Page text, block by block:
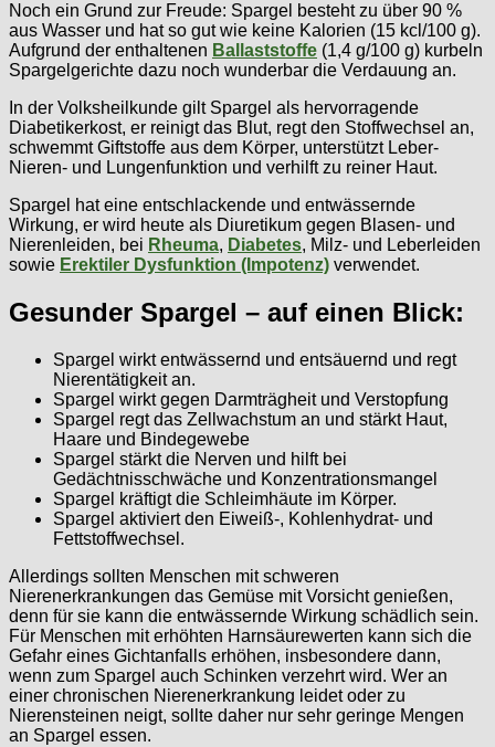
Noch ein Grund zur Freude: Spargel besteht zu über 90 %
aus Wasser und hat so gut wie keine Kalorien (15 kcl/100 g).
Aufgrund der enthaltenen Ballaststoffe (1,4 g/100 g) kurbeln
Spargelgerichte dazu noch wunderbar die Verdauung an.
In der Volksheilkunde gilt Spargel als hervorragende
Diabetikerkost, er reinigt das Blut, regt den Stoffwechsel an,
schwemmt Giftstoffe aus dem Körper, unterstützt Leber-
Nieren- und Lungenfunktion und verhilft zu reiner Haut.
Spargel hat eine entschlackende und entwässernde
Wirkung, er wird heute als Diuretikum gegen Blasen- und
Nierenleiden, bei Rheuma, Diabetes, Milz- und Leberleiden
sowie Erektiler Dysfunktion (Impotenz) verwendet.
Gesunder Spargel – auf einen Blick:
Spargel wirkt entwässernd und entsäuernd und regt
Nierentätigkeit an.
Spargel wirkt gegen Darmträgheit und Verstopfung
Spargel regt das Zellwachstum an und stärkt Haut,
Haare und Bindegewebe
Spargel stärkt die Nerven und hilft bei
Gedächtnisschwäche und Konzentrationsmangel
Spargel kräftigt die Schleimhäute im Körper.
Spargel aktiviert den Eiweiß-, Kohlenhydrat- und
Fettstoffwechsel.
Allerdings sollten Menschen mit schweren
Nierenerkrankungen das Gemüse mit Vorsicht genießen,
denn für sie kann die entwässernde Wirkung schädlich sein.
Für Menschen mit erhöhten Harnsäurewerten kann sich die
Gefahr eines Gichtanfalls erhöhen, insbesondere dann,
wenn zum Spargel auch Schinken verzehrt wird. Wer an
einer chronischen Nierenerkrankung leidet oder zu
Nierensteinen neigt, sollte daher nur sehr geringe Mengen
an Spargel essen.